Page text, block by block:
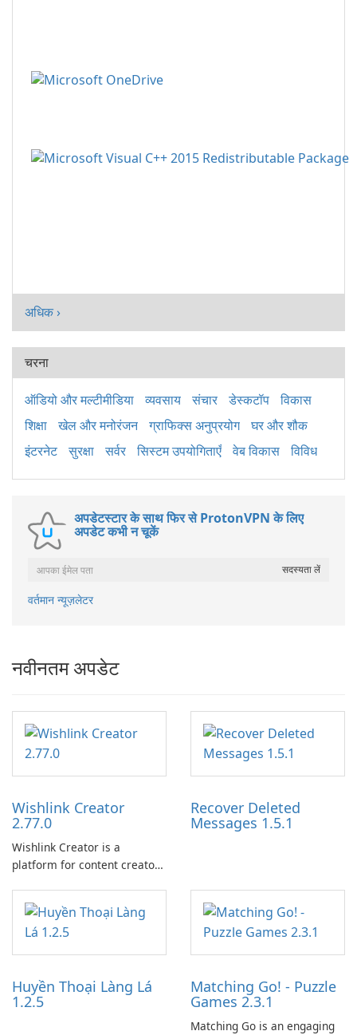
अधिक ›
चरना
ऑडियो और मल्टीमीडिया व्यवसाय संचार डेस्कटॉप
विकास
शिक्षा
खेल और मनोरंजन ग्राफिक्स अनुप्रयोग
घर और शौक
इंटरनेट
सुरक्षा सर्वर सिस्टम उपयोगिताएँ वेब विकास विविध
अपडेटस्टार के साथ फिर से ProtonVPN के लिए
अपडेट कभी न चूकें
वर्तमान न्यूज़लेटर
नवीनतम अपडेट
Wishlink Creator
2.77.0
Wishlink Creator is a
platform for content creators
work through built-in brand
partnerships and integrated
tools for content distribution
and audience engagement.
Recover Deleted
Messages 1.5.1
Huyền Thoại Làng Lá
1.2.5
Matching Go! - Puzzle
Games 2.3.1
Matching Go is an engaging